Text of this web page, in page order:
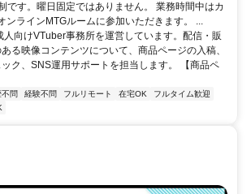
です。曜日固定ではありません。 業務時間中はカ
ンラインMTGルームに参加いただきます。 ...
人向けVTuber事務所を運営しています。配信・販
る映像コンテンツについて、商品ページの入稿、
ク、SNS運用サポートを担当します。 【商品ペ
問 経験不問 フルリモート 在宅OK
フルタイム歓迎